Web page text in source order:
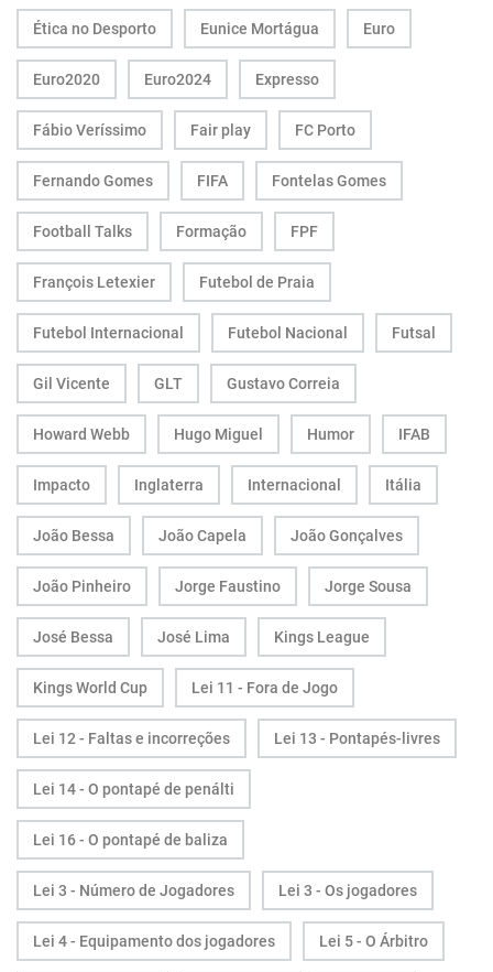
Ética no Desporto Eunice Mortágua Euro
Euro2020 Euro2024 Expresso
Fábio Veríssimo Fair play FC Porto
Fernando Gomes FIFA Fontelas Gomes
Football Talks Formação FPF
François Letexier Futebol de Praia
Futebol Internacional Futebol Nacional Futsal
Gil Vicente GLT Gustavo Correia
Howard Webb Hugo Miguel Humor IFAB
Impacto Inglaterra Internacional Itália
João Bessa João Capela João Gonçalves
João Pinheiro Jorge Faustino Jorge Sousa
José Bessa José Lima Kings League
Kings World Cup Lei 11 - Fora de Jogo
Lei 12 - Faltas e incorreções Lei 13 - Pontapés-livres
Lei 14 - O pontapé de penálti
Lei 16 - O pontapé de baliza
Lei 3 - Número de Jogadores Lei 3 - Os jogadores
Lei 4 - Equipamento dos jogadores Lei 5 - O Árbitro